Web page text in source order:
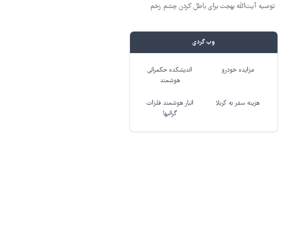
توصیه آیت‌الله بهجت برای باطل کردن چشم زخم
وب گردی
مزایده خودرو
اندیشکده حکمرانی
هوشمند
هزینه سفر به کربلا
انبار هوشمند فلزات
گرانبها